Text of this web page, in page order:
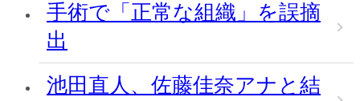
手術で「正常な組織」を誤摘
出
池田直人、佐藤佳奈アナと結